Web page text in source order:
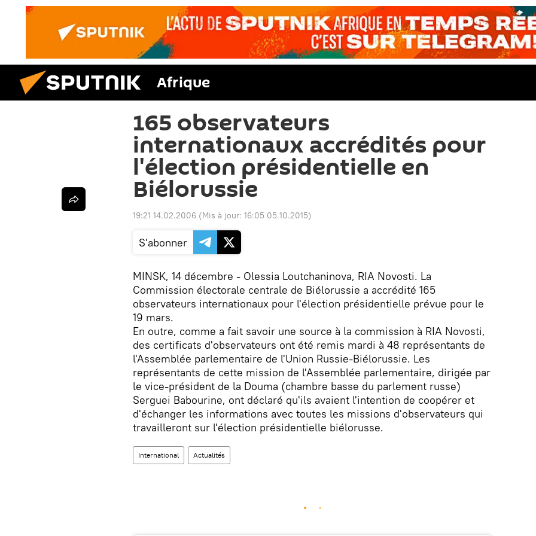
Afrique
165 observateurs
internationaux accrédités pour
l'élection présidentielle en
Biélorussie
19:21 14.02.2006 (Mis à jour: 16:05 05.10.2015)
S'abonner
MINSK, 14 décembre - Olessia Loutchaninova, RIA Novosti. La
Commission électorale centrale de Biélorussie a accrédité 165
observateurs internationaux pour l'élection présidentielle prévue pour le
19 mars.
En outre, comme a fait savoir une source à la commission à RIA Novosti,
des certificats d'observateurs ont été remis mardi à 48 représentants de
l'Assemblée parlementaire de l'Union Russie-Biélorussie. Les
représentants de cette mission de l'Assemblée parlementaire, dirigée par
le vice-président de la Douma (chambre basse du parlement russe)
Serguei Babourine, ont déclaré qu'ils avaient l'intention de coopérer et
d'échanger les informations avec toutes les missions d'observateurs qui
travailleront sur l'élection présidentielle biélorusse.
International Actualités